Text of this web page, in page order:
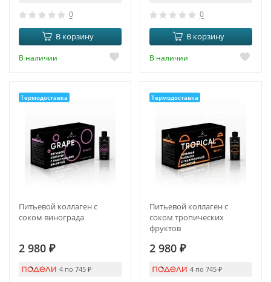
0
В корзину
В наличии
0
В корзину
В наличии
Термодоставка
Питьевой коллаген с
соком винограда
2 980 ₽
4 по 745 ₽
Термодоставка
Питьевой коллаген с
соком тропических
фруктов
2 980 ₽
4 по 745 ₽